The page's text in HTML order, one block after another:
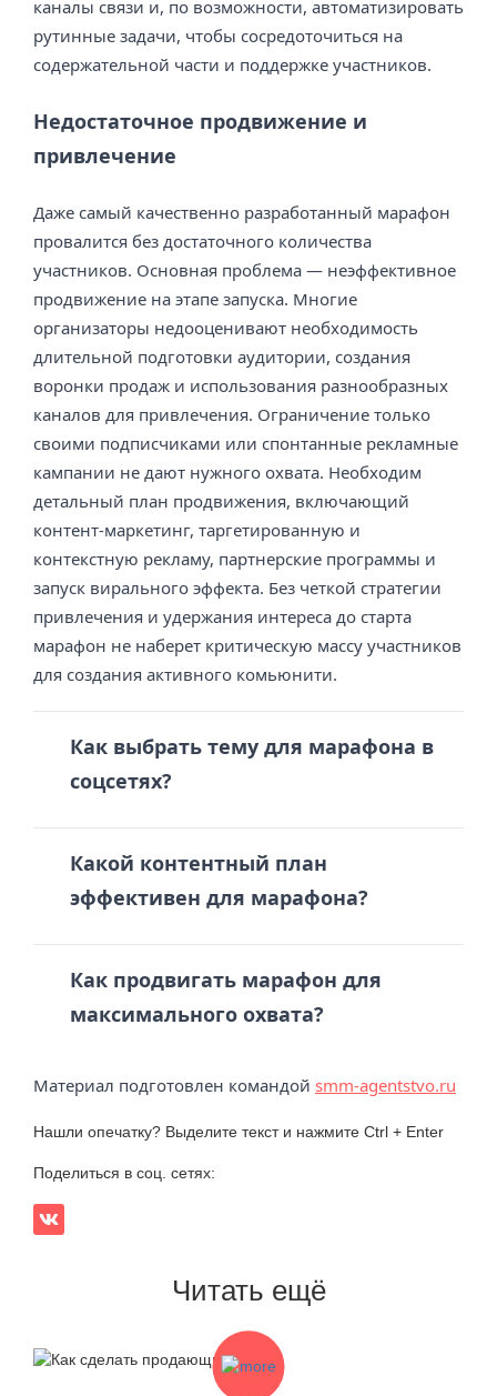
каналы связи и, по возможности, автоматизировать
рутинные задачи, чтобы сосредоточиться на
содержательной части и поддержке участников.
Недостаточное продвижение и
привлечение
Даже самый качественно разработанный марафон
провалится без достаточного количества
участников. Основная проблема — неэффективное
продвижение на этапе запуска. Многие
организаторы недооценивают необходимость
длительной подготовки аудитории, создания
воронки продаж и использования разнообразных
каналов для привлечения. Ограничение только
своими подписчиками или спонтанные рекламные
кампании не дают нужного охвата. Необходим
детальный план продвижения, включающий
контент-маркетинг, таргетированную и
контекстную рекламу, партнерские программы и
запуск вирального эффекта. Без четкой стратегии
привлечения и удержания интереса до старта
марафон не наберет критическую массу участников
для создания активного комьюнити.
Как выбрать тему для марафона в
соцсетях?
Какой контентный план
эффективен для марафона?
Как продвигать марафон для
максимального охвата?
Материал подготовлен командой smm-agentstvo.ru
Нашли опечатку? Выделите текст и нажмите Ctrl + Enter
Поделиться в соц. сетях:
Читать ещё